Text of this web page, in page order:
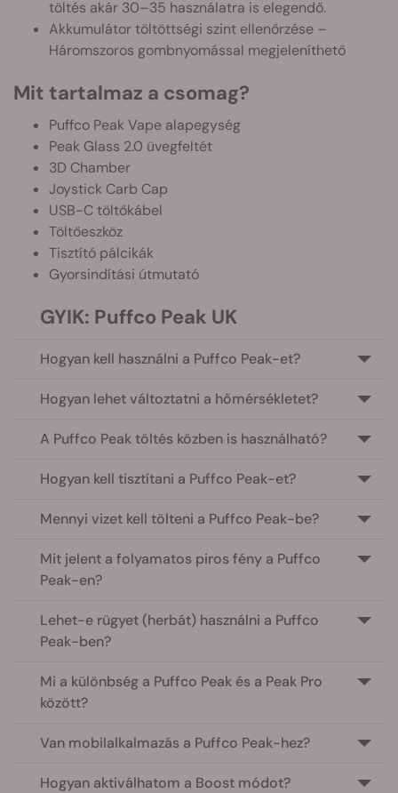
töltés akár 30–35 használatra is elegendő.
Akkumulátor töltöttségi szint ellenőrzése –
Háromszoros gombnyomással megjeleníthető
Mit tartalmaz a csomag?
Puffco Peak Vape alapegység
Peak Glass 2.0 üvegfeltét
3D Chamber
Joystick Carb Cap
USB-C töltőkábel
Töltőeszköz
Tisztító pálcikák
Gyorsindítási útmutató
GYIK: Puffco Peak UK
Hogyan kell használni a Puffco Peak-et?
Hogyan lehet változtatni a hőmérsékletet?
A Puffco Peak töltés közben is használható?
Hogyan kell tisztítani a Puffco Peak-et?
Mennyi vizet kell tölteni a Puffco Peak-be?
Mit jelent a folyamatos piros fény a Puffco
Peak-en?
Lehet-e rügyet (herbát) használni a Puffco
Peak-ben?
Mi a különbség a Puffco Peak és a Peak Pro
között?
Van mobilalkalmazás a Puffco Peak-hez?
Hogyan aktiválhatom a Boost módot?